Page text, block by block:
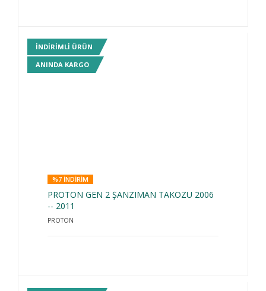
INDIRIMLI ÜRÜN
ANINDA KARGO
%7 INDIRIM
PROTON GEN 2 ŞANZIMAN TAKOZU 2006
-- 2011
PROTON